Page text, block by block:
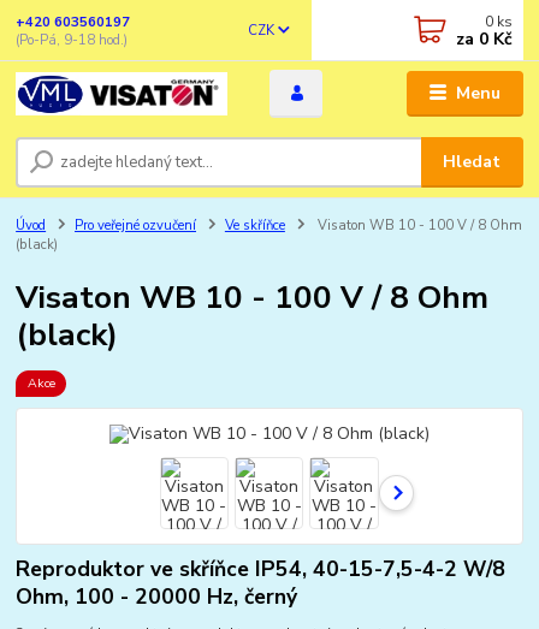
Menu
CZK
Hledat
+420 603560197
(Po-Pá, 9-18 hod.)
0 ks
za 0 Kč
Úvod Pro veřejné ozvučení Ve skříňce
Visaton WB 10 - 100 V / 8 Ohm
(black)
Visaton WB 10 - 100 V / 8 Ohm
(black)
Akce
Reproduktor ve skříňce IP54, 40-15-7,5-4-2 W/8
Ohm, 100 - 20000 Hz, černý